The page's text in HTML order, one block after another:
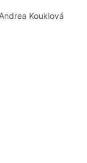
Kouklová